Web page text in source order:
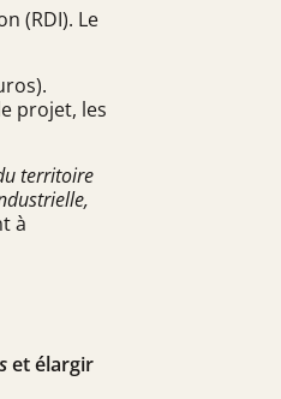
(RDI). Le
).
projet, les
territoire
à
et élargir